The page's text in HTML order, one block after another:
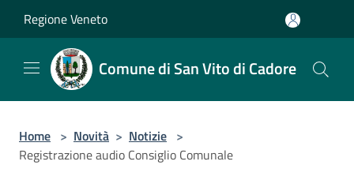
Regione Veneto
Comune di San Vito di Cadore
Home > Novità > Notizie >
Registrazione audio Consiglio Comunale